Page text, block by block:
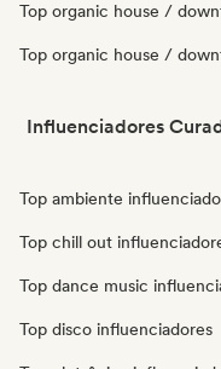
Top organic house /
Top organic house /
Influenciadores
Top ambiente
Top chill out
Top dance music
Top disco influenciadores